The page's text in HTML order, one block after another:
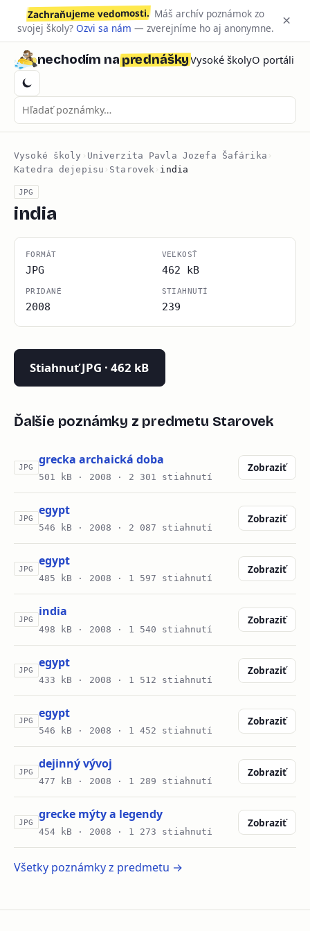
Zachraňujeme vedomosti. Máš archív poznámok zo
svojej školy? Ozvi sa nám — zverejníme ho aj anonymne. ×
nechodím naprednáškyVysoké školyO portáli
Vysoké školy › Univerzita Pavla Jozefa Šafárika ›
Katedra dejepisu › Starovek › india
JPG
india
FORMÁT
JPG
VEĽKOSŤ
462 kB
PRIDANÉ
2008
STIAHNUTÍ
239
Stiahnuť JPG · 462 kB
Ďalšie poznámky z predmetu Starovek
JPG
grecka archaická doba
501 kB · 2008 · 2 301 stiahnutí
Zobraziť
JPG
egypt
546 kB · 2008 · 2 087 stiahnutí
Zobraziť
JPG
egypt
485 kB · 2008 · 1 597 stiahnutí
Zobraziť
JPG
india
498 kB · 2008 · 1 540 stiahnutí
Zobraziť
JPG
egypt
433 kB · 2008 · 1 512 stiahnutí
Zobraziť
JPG
egypt
546 kB · 2008 · 1 452 stiahnutí
Zobraziť
JPG
dejinný vývoj
477 kB · 2008 · 1 289 stiahnutí
Zobraziť
JPG
grecke mýty a legendy
454 kB · 2008 · 1 273 stiahnutí
Zobraziť
Všetky poznámky z predmetu →